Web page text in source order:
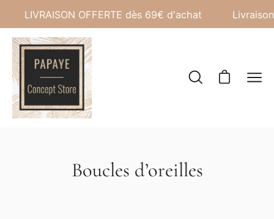
contenu
LIVRAISON OFFERTE dès 69€ d'achat Livraison
Ouvrir Ouvrir le
Boucles d’oreilles